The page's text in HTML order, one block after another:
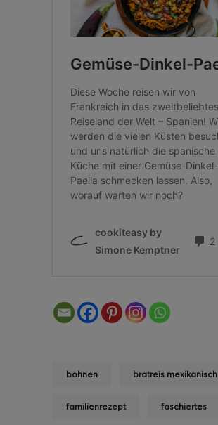
bohnen bratreis mexikanisch
familienrezept faschiertes